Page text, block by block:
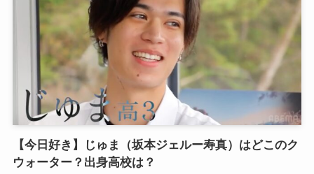
【今日好き】じゅま（坂本ジェルー寿真）はどこのク
ウォーター？出身高校は？